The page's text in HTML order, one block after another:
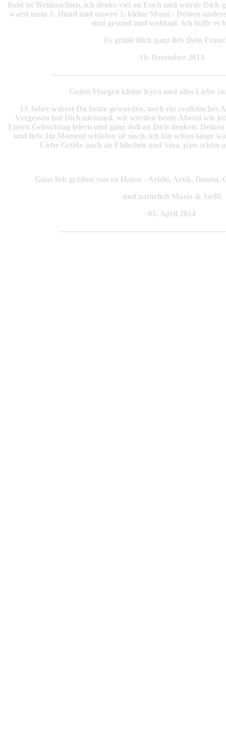
Bald ist Weihnachten, ich denke viel an Euch und würde Dich
warst mein 1. Hund und unsere 1. kleine Mami - Deinen
sind gesund und wohlauf. Ich hoffe es
Es grüßt Dich ganz lieb Dein
19. Dezember 2013
Guten Morgen kleine Kyra und alles Liebe
13 Jahre wärest Du heute geworden, noch ein realistisches
Vergessen hat Dich niemand, wir werden heute Abend wie
Euern Geburtstag feiern und ganz doll an Dich denken.
und lieb. Im Moment schlafen sie noch, ich bin schon lange
Liebe Grüße auch an Flöhchen und Sina, pass schön
Ganz lieb grüßen von zu Hause - Arishi, Aruk, Donna,
und natürlich Mario & Steffi
03. April 2014